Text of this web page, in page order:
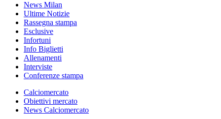
News Milan
Ultime Notizie
Rassegna stampa
Esclusive
Infortuni
Info Biglietti
Allenamenti
Interviste
Conferenze stampa
Calciomercato
Obiettivi mercato
News Calciomercato